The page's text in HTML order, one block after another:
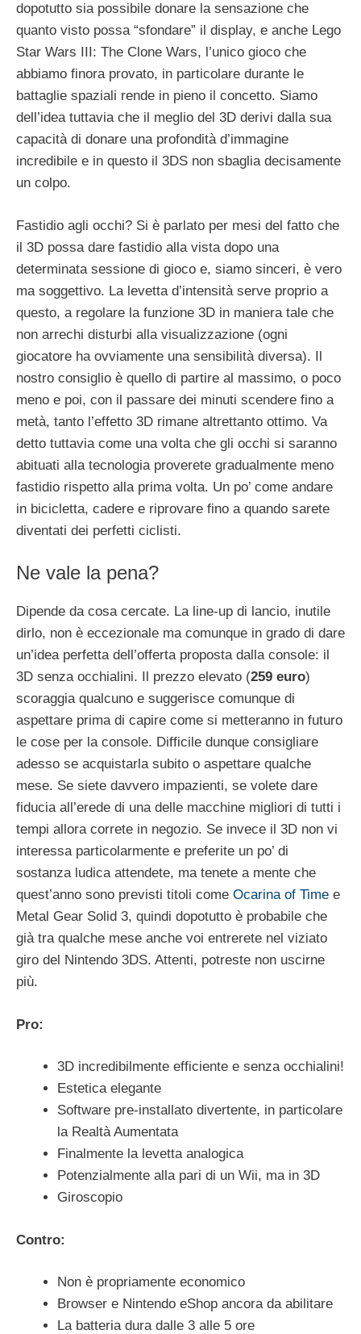
dopotutto sia possibile donare la sensazione che
quanto visto possa “sfondare” il display, e anche Lego
Star Wars III: The Clone Wars, l’unico gioco che
abbiamo finora provato, in particolare durante le
battaglie spaziali rende in pieno il concetto. Siamo
dell’idea tuttavia che il meglio del 3D derivi dalla sua
capacità di donare una profondità d’immagine
incredibile e in questo il 3DS non sbaglia decisamente
un colpo.
Fastidio agli occhi? Si è parlato per mesi del fatto che
il 3D possa dare fastidio alla vista dopo una
determinata sessione di gioco e, siamo sinceri, è vero
ma soggettivo. La levetta d’intensità serve proprio a
questo, a regolare la funzione 3D in maniera tale che
non arrechi disturbi alla visualizzazione (ogni
giocatore ha ovviamente una sensibilità diversa). Il
nostro consiglio è quello di partire al massimo, o poco
meno e poi, con il passare dei minuti scendere fino a
metà, tanto l’effetto 3D rimane altrettanto ottimo. Va
detto tuttavia come una volta che gli occhi si saranno
abituati alla tecnologia proverete gradualmente meno
fastidio rispetto alla prima volta. Un po’ come andare
in bicicletta, cadere e riprovare fino a quando sarete
diventati dei perfetti ciclisti.
Ne vale la pena?
Dipende da cosa cercate. La line-up di lancio, inutile
dirlo, non è eccezionale ma comunque in grado di dare
un’idea perfetta dell’offerta proposta dalla console: il
3D senza occhialini. Il prezzo elevato (259 euro)
scoraggia qualcuno e suggerisce comunque di
aspettare prima di capire come si metteranno in futuro
le cose per la console. Difficile dunque consigliare
adesso se acquistarla subito o aspettare qualche
mese. Se siete davvero impazienti, se volete dare
fiducia all’erede di una delle macchine migliori di tutti i
tempi allora correte in negozio. Se invece il 3D non vi
interessa particolarmente e preferite un po’ di
sostanza ludica attendete, ma tenete a mente che
quest’anno sono previsti titoli come Ocarina of Time e
Metal Gear Solid 3, quindi dopotutto è probabile che
già tra qualche mese anche voi entrerete nel viziato
giro del Nintendo 3DS. Attenti, potreste non uscirne
più.
Pro:
3D incredibilmente efficiente e senza occhialini!
Estetica elegante
Software pre-installato divertente, in particolare
la Realtà Aumentata
Finalmente la levetta analogica
Potenzialmente alla pari di un Wii, ma in 3D
Giroscopio
Contro:
Non è propriamente economico
Browser e Nintendo eShop ancora da abilitare
La batteria dura dalle 3 alle 5 ore